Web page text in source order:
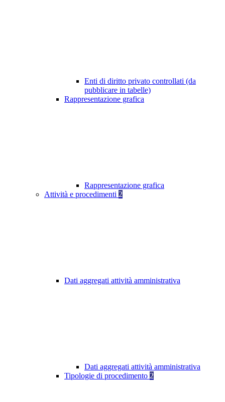
Enti di diritto privato controllati (da
pubblicare in tabelle)
Rappresentazione grafica
Rappresentazione grafica
Attività e procedimenti 2
Dati aggregati attività amministrativa
Dati aggregati attività amministrativa
Tipologie di procedimento 2